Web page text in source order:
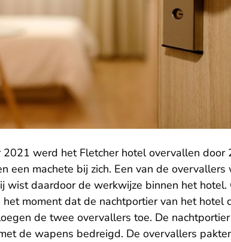
werd het Fletcher hotel overvallen door
een machete bij zich. Een van de
wist daardoor de werkwijze binnen het
moment dat de nachtportier van het hotel
de twee overvallers toe. De
de wapens bedreigd. De overvallers